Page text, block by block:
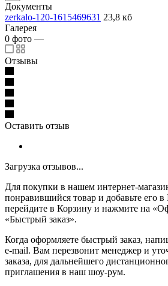
Документы
zerkalo-120-1615469631 23,8 кб
Галерея
0 фото —
Отзывы
Оставить отзыв
Загрузка отзывов...
Для покупки в нашем интернет-
понравившийся товар и добавьте его в
перейдите в Корзину и нажмите на
«Быстрый заказ».
Когда оформляете быстрый заказ,
e-mail. Вам перезвонит менеджер и
заказа, для дальнейшего
приглашения в наш шоу-рум.